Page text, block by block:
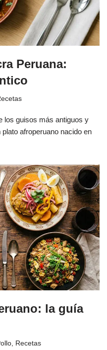
Peruana:
los guisos más antiguos y
afroperuano nacido en
la guía
Recetas